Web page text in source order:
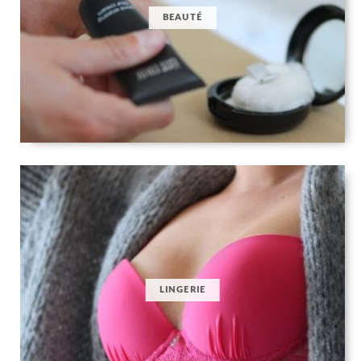
BEAUTÉ
LINGERIE